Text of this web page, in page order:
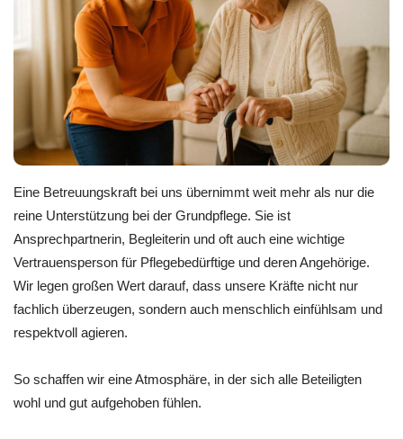
Eine Betreuungskraft bei uns übernimmt weit mehr als nur die
reine Unterstützung bei der Grundpflege. Sie ist
Ansprechpartnerin, Begleiterin und oft auch eine wichtige
Vertrauensperson für Pflegebedürftige und deren Angehörige.
Wir legen großen Wert darauf, dass unsere Kräfte nicht nur
fachlich überzeugen, sondern auch menschlich einfühlsam und
respektvoll agieren.
So schaffen wir eine Atmosphäre, in der sich alle Beteiligten
wohl und gut aufgehoben fühlen.